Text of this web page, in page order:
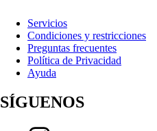
Servicios
Condiciones y restricciones
Preguntas frecuentes
Política de Privacidad
Ayuda
SÍGUENOS